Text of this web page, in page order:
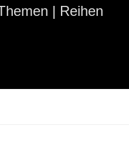
| Reihen